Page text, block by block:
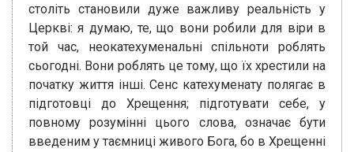
століть становили дуже важливу реальність у
Церкві: я думаю, те, що вони робили для віри в
той час, неокатехуменальні спільноти роблять
сьогодні. Вони роблять це тому, що їх хрестили на
початку життя інші. Сенс катехуменату полягає в
підготовці до Хрещення; підготувати себе, у
повному розумінні цього слова, означає бути
введеним у таємниці живого Бога, бо в Хрещенні